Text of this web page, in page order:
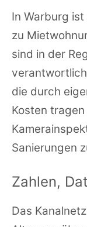
In Warburg
zu
sind in der
die durch
Kosten
Sanierungen
Zahlen,
Das